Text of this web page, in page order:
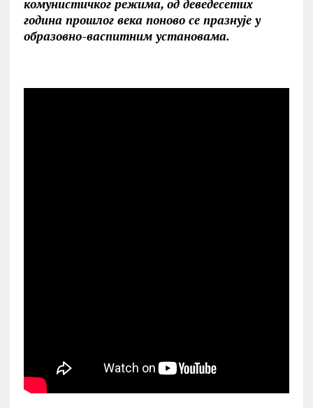
комунистичког режима, од деведесетих
година прошлог века поново се празнује у
образовно-васпитним установама.